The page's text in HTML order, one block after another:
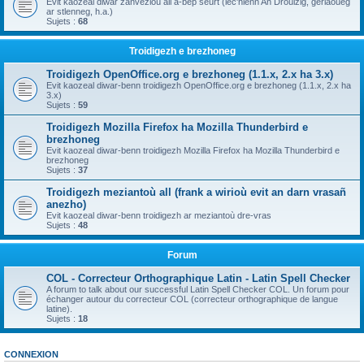
ar stlenneg, h.a.)
Sujets : 68
Troidigezh e brezhoneg
Troidigezh OpenOffice.org e brezhoneg (1.1.x, 2.x ha 3.x)
Evit kaozeal diwar-benn troidigezh OpenOffice.org e brezhoneg (1.1.x, 2.x ha
3.x)
Sujets : 59
Troidigezh Mozilla Firefox ha Mozilla Thunderbird e
brezhoneg
Evit kaozeal diwar-benn troidigezh Mozilla Firefox ha Mozilla Thunderbird e
brezhoneg
Sujets : 37
Troidigezh meziantoù all (frank a wirioù evit an darn vrasañ
anezho)
Evit kaozeal diwar-benn troidigezh ar meziantoù dre-vras
Sujets : 48
Forum
COL - Correcteur Orthographique Latin - Latin Spell Checker
A forum to talk about our successful Latin Spell Checker COL. Un forum pour
échanger autour du correcteur COL (correcteur orthographique de langue
latine).
Sujets : 18
CONNEXION